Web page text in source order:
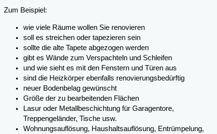
Zum Beispiel:
wie viele Räume wollen Sie renovieren
soll es streichen oder tapezieren sein
sollte die alte Tapete abgezogen werden
gibt es Wände zum Verspachteln und Schleifen
und wie sieht es mit den Fenstern und Türen aus
sind die Heizkörper ebenfalls renovierungsbedürftig
neuer Bodenbelag gewünscht
Größe der zu bearbeitenden Flächen
Lasur oder Metallbeschichtung für Garagentore,
Treppengeländer, Tische usw.
Wohnungsauflösung, Haushaltsauflösung, Entrümpelung,